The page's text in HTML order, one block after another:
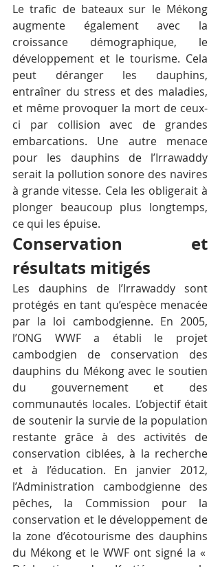
Le trafic de bateaux sur le Mékong
augmente également avec la
croissance démographique, le
développement et le tourisme. Cela
peut déranger les dauphins,
entraîner du stress et des maladies,
et même provoquer la mort de ceux-
ci par collision avec de grandes
embarcations. Une autre menace
pour les dauphins de l’Irrawaddy
serait la pollution sonore des navires
à grande vitesse. Cela les obligerait à
plonger beaucoup plus longtemps,
ce qui les épuise.
Conservation et
résultats mitigés
Les dauphins de l’Irrawaddy sont
protégés en tant qu’espèce menacée
par la loi cambodgienne. En 2005,
l’ONG WWF a établi le projet
cambodgien de conservation des
dauphins du Mékong avec le soutien
du gouvernement et des
communautés locales. L’objectif était
de soutenir la survie de la population
restante grâce à des activités de
conservation ciblées, à la recherche
et à l’éducation. En janvier 2012,
l’Administration cambodgienne des
pêches, la Commission pour la
conservation et le développement de
la zone d’écotourisme des dauphins
du Mékong et le WWF ont signé la «